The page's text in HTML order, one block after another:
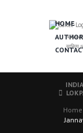
𝑨
साहित्य
HOME
Home